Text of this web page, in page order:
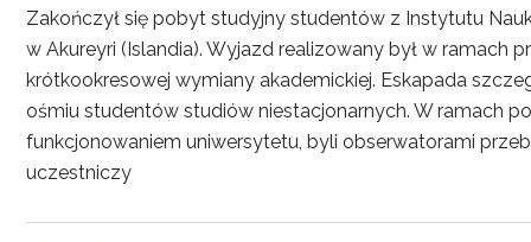
Zakończył się pobyt studyjny studentów z Instytutu
w Akureyri (Islandia). Wyjazd realizowany był w ramach
krótkookresowej wymiany akademickiej. Eskapada
ośmiu studentów studiów niestacjonarnych. W ramach
funkcjonowaniem uniwersytetu, byli obserwatorami
uczestniczy